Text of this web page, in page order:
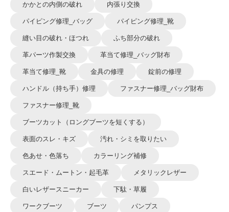
かかとの内側の破れ 内張り交換
パイピング修理_バッグ パイピング修理_靴
縫い目の破れ・ほつれ ふち部分の破れ
革パーツ作製交換 革当て修理_バッグ財布
革当て修理_靴 金具の修理 錠前の修理
ハンドル（持ち手）修理 ファスナー修理_バッグ財布
ファスナー修理_靴
ブーツカット（ロングブーツを短くする）
表面のスレ・キズ 汚れ・シミを取りたい
色あせ・色落ち カラーリング補修
スエード・ムートン・起毛革 メタリックレザー
白いレザースニーカー 下駄・草履
ワークブーツ ブーツ パンプス